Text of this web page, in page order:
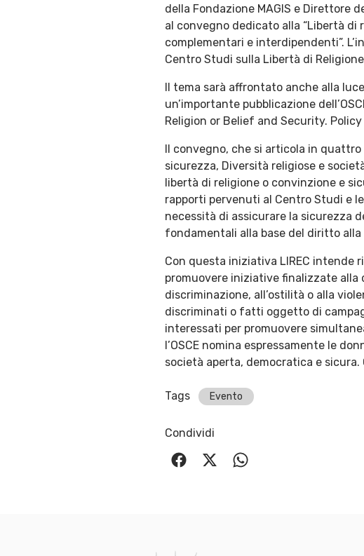
della Fondazione MAGIS e Direttore
al convegno dedicato alla “Libertà
complementari e interdipendenti”.
Centro Studi sulla Libertà di
Il tema sarà affrontato anche alla
un’importante pubblicazione
Religion or Belief and Security.
Il convegno, che si articola in
sicurezza, Diversità religiose e
libertà di religione o convinzione e
rapporti pervenuti al Centro Studi e
necessità di assicurare la sicurezza
fondamentali alla base del diritto
Con questa iniziativa LIREC intende
promuovere iniziative finalizzate
discriminazione, all’ostilità o alla
discriminati o fatti oggetto di
interessati per promuovere
l’OSCE nomina espressamente le
società aperta, democratica e sicura.
Tags Evento
Condividi